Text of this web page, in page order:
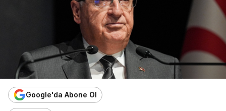
Google'da Abone Ol